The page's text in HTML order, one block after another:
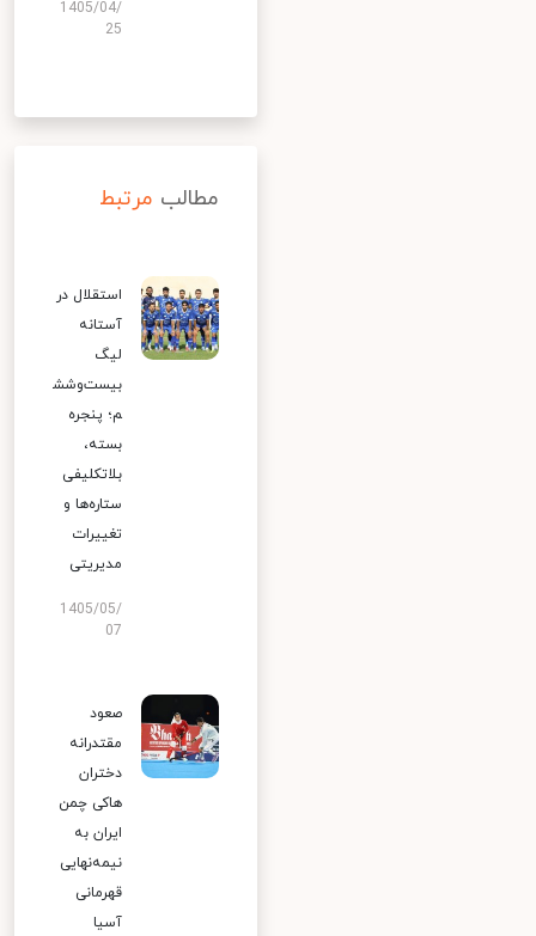
1405/04/
25
مطالب مرتبط
استقلال در
آستانه
لیگ
بیست‌وشش
م؛ پنجره
بسته،
بلاتکلیفی
ستاره‌ها و
تغییرات
مدیریتی
1405/05/
07
صعود
مقتدرانه
دختران
هاکی چمن
ایران به
نیمه‌نهایی
قهرمانی
آسیا